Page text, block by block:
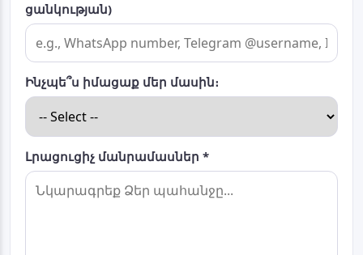
ցանկության)
Ինչպե՞ս իմացաք մեր մասին։
Լրացուցիչ մանրամասներ *